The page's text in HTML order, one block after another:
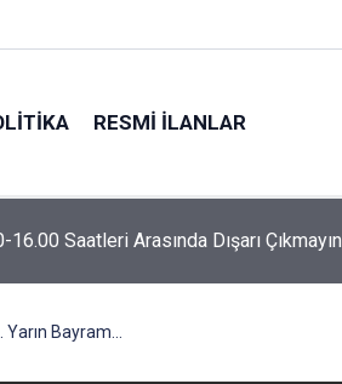
RESMI İLANLAR
Saatleri Arasında Dışarı Çıkmayın
Bayram...